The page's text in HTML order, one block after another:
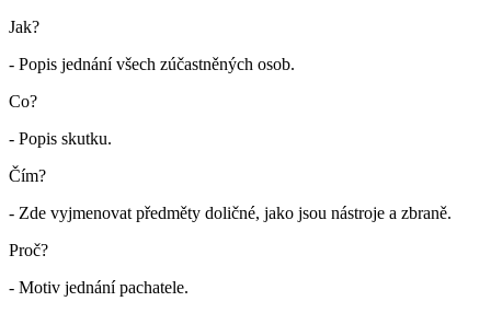
Jak?
- Popis jednání všech zúčastněných osob.
Co?
- Popis skutku.
Čím?
- Zde vyjmenovat předměty doličné, jako jsou nástroje a zbraně.
Proč?
- Motiv jednání pachatele.